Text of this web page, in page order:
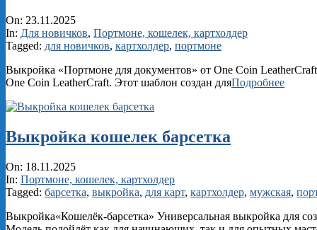
2025-
11-
23
On: 23.11.2025
In: Для новичков, Портмоне, кошелек, картхолдер
Tagged: для новичков, картхолдер, портмоне
Выкройка «Портмоне для документов» от One Coin
One Coin LeatherCraft. Этот шаблон создан дляПодробнее
Выкройка кошелек барсетка
2025-
11-
18
On: 18.11.2025
In: Портмоне, кошелек, картхолдер
Tagged: барсетка, выкройка, для карт, картхолдер, мужская,
Выкройка«Кошелёк‑барсетка» Универсальная выкройка для